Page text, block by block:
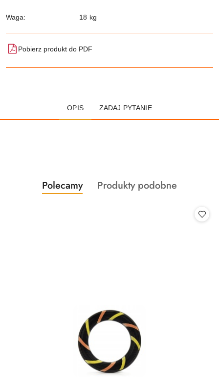
Waga: 18 kg
Pobierz produkt do PDF
OPIS ZADAJ PYTANIE
Pomiń karuzelę produktów
Produkty
o
Polecamy
Produkty
Produkty podobne